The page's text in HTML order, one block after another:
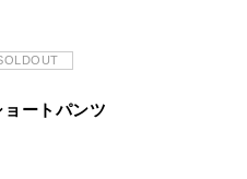
ートパンツ